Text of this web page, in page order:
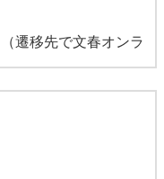
（遷移先で文春オンラ